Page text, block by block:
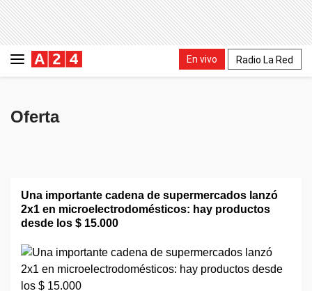
En vivo Radio La Red
Oferta
Una importante cadena de supermercados lanzó
2x1 en microelectrodomésticos: hay productos
desde los $ 15.000